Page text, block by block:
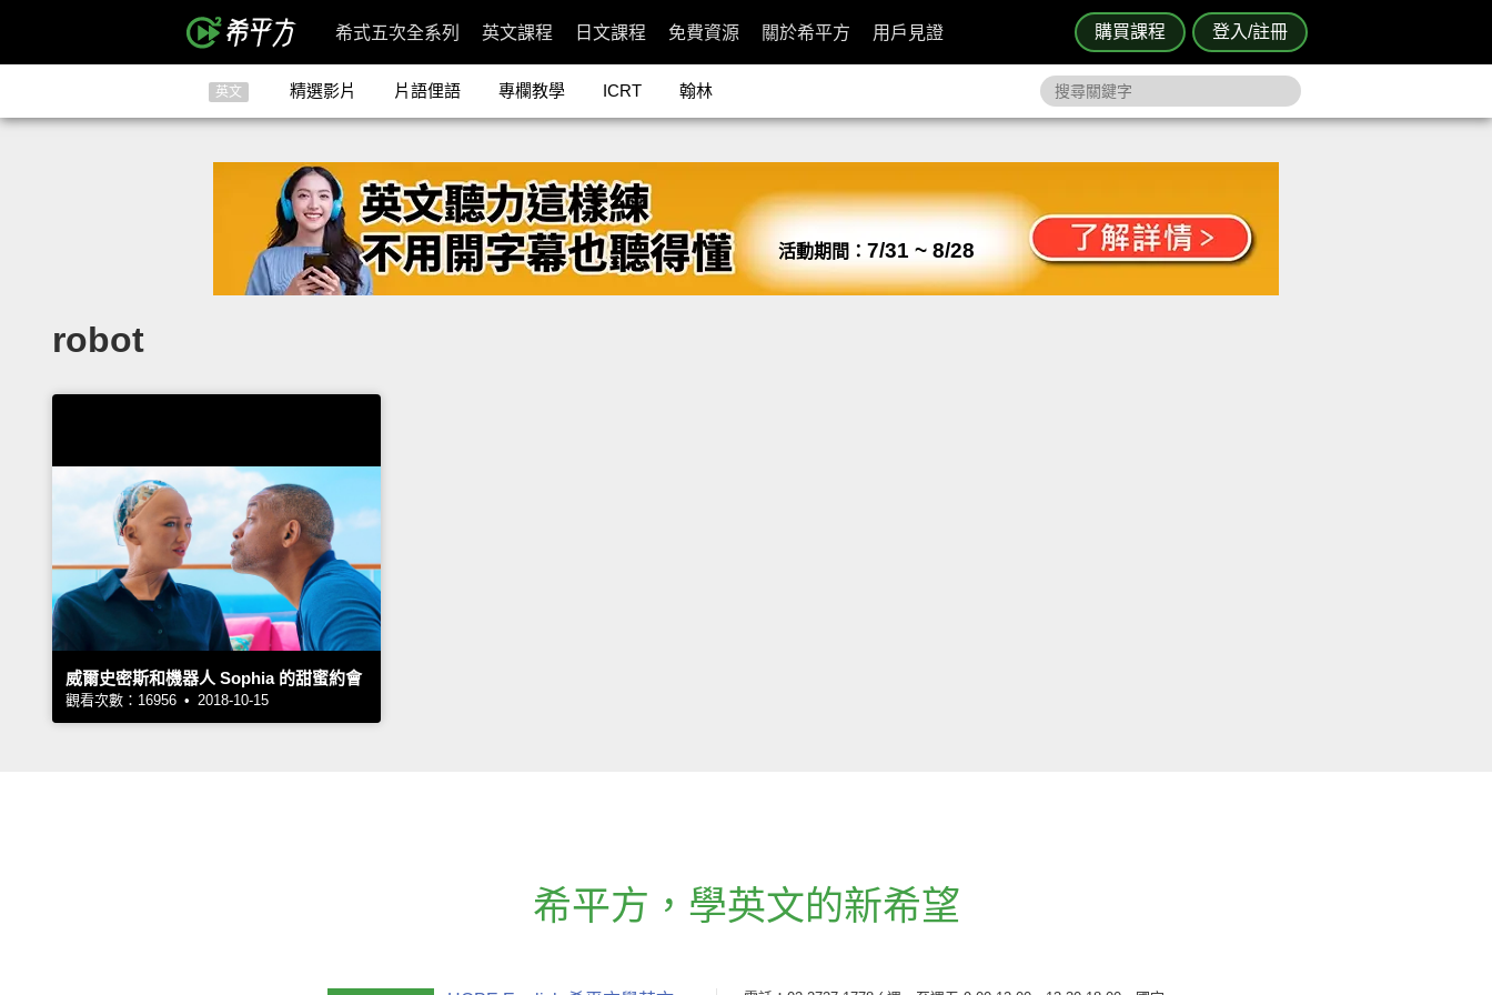
購買課程 登入/註冊
希式五次全系列 英文課程 日文課程 免費資源 關於希平方 用戶見證
英文 精選影片 片語俚語 專欄教學 ICRT 翰林
活動期間： 7/31 ~ 8/28
robot
威爾史密斯和機器人 Sophia 的甜蜜約會
觀看次數：16956 • 2018-10-15
希平方 ， 學英文的新希望